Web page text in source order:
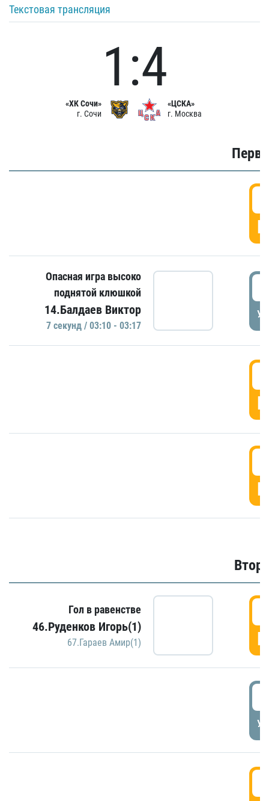
Текстовая трансляция
«ХК Сочи»
г. Сочи
1:4
«ЦСКА»
г. Москва
Опасная игра высоко
поднятой клюшкой
14.Балдаев Виктор
7 секунд / 03:10 - 03:17
Гол в равенстве
46.Руденков Игорь(1)
67.Гараев Амир(1)